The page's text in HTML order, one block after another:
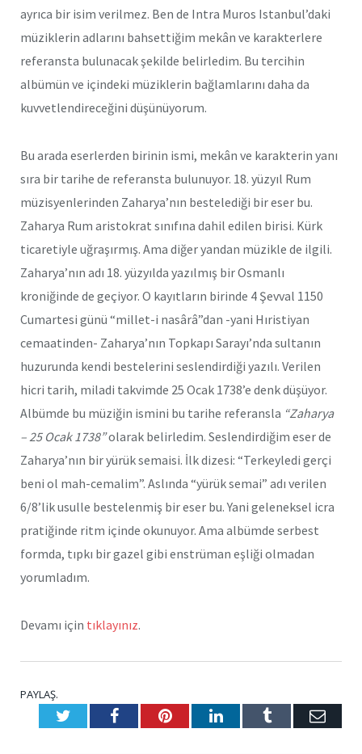
ayrıca bir isim verilmez. Ben de Intra Muros Istanbul’daki
müziklerin adlarını bahsettiğim mekân ve karakterlere
referansta bulunacak şekilde belirledim. Bu tercihin
albümün ve içindeki müziklerin bağlamlarını daha da
kuvvetlendireceğini düşünüyorum.
Bu arada eserlerden birinin ismi, mekân ve karakterin yanı
sıra bir tarihe de referansta bulunuyor. 18. yüzyıl Rum
müzisyenlerinden Zaharya’nın bestelediği bir eser bu.
Zaharya Rum aristokrat sınıfına dahil edilen birisi. Kürk
ticaretiyle uğraşırmış. Ama diğer yandan müzikle de ilgili.
Zaharya’nın adı 18. yüzyılda yazılmış bir Osmanlı
kroniğinde de geçiyor. O kayıtların birinde 4 Şevval 1150
Cumartesi günü “millet-i nasârâ”dan -yani Hıristiyan
cemaatinden- Zaharya’nın Topkapı Sarayı’nda sultanın
huzurunda kendi bestelerini seslendirdiği yazılı. Verilen
hicri tarih, miladi takvimde 25 Ocak 1738’e denk düşüyor.
Albümde bu müziğin ismini bu tarihe referansla “Zaharya
– 25 Ocak 1738”olarak belirledim. Seslendirdiğim eser de
Zaharya’nın bir yürük semaisi. İlk dizesi: “Terkeyledi gerçi
beni ol mah-cemalim”. Aslında “yürük semai” adı verilen
6/8’lik usulle bestelenmiş bir eser bu. Yani geleneksel icra
pratiğinde ritm içinde okunuyor. Ama albümde serbest
formda, tıpkı bir gazel gibi enstrüman eşliği olmadan
yorumladım.
Devamı için tıklayınız.
PAYLAŞ.
TwitterFacebookPinterestLinkedInTumblr E-